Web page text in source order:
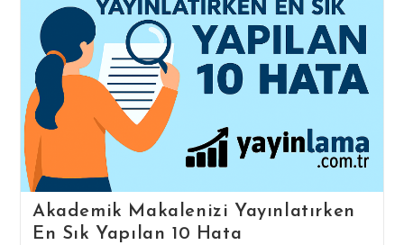
Akademik Makalenizi Yayınlatırken
En Sık Yapılan 10 Hata